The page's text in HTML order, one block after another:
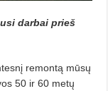
darbai prieš
remontą mūsų
50 ir 60 metų